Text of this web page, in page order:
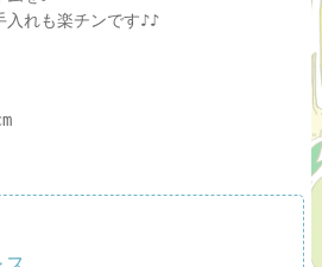
入れも楽チンです♪♪